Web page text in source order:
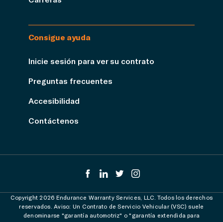
Consigue ayuda
Inicie sesión para ver su contrato
Preguntas frecuentes
Accesibilidad
Contáctenos
Copyright 2026 Endurance Warranty Services, LLC. Todos los derechos
reservados. Aviso: Un Contrato de Servicio Vehicular (VSC) suele
denominarse "garantía automotriz" o "garantía extendida para